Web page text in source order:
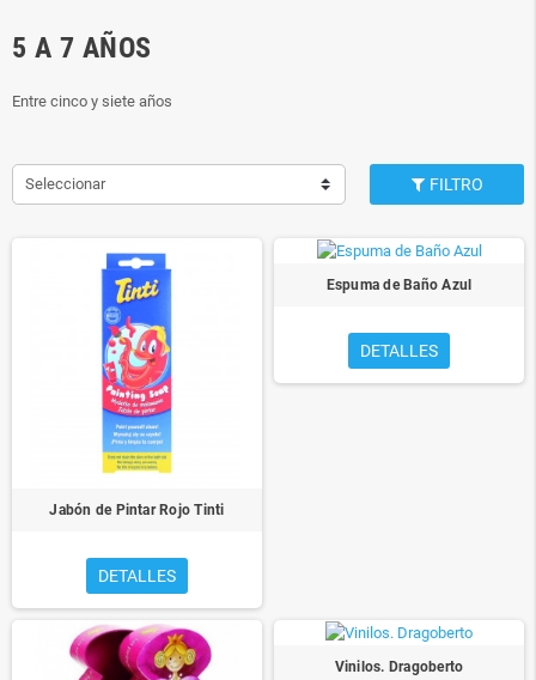
5 A 7 AÑOS
Entre cinco y siete años
Seleccionar FILTRO
Jabón de Pintar Rojo Tinti
DETALLES
Espuma de Baño Azul
DETALLES
Vinilos. Dragoberto